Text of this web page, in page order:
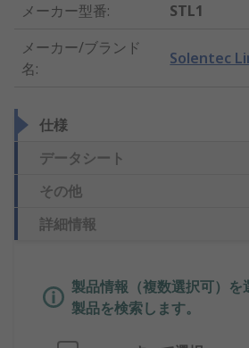
メーカー型番:
STL1
メーカー/ブランド
名:
Solentec
仕様
データシート
その他
詳細情報
製品情報（複数選択可）を
製品を検索します。